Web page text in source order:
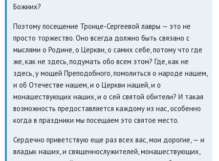
Божиих?
Поэтому посещение Троице-Сергеевой лавры — это не
просто торжество. Оно всегда должно быть связано с
мыслями о Родине, о Церкви, о самих себе, потому что где
же, как не здесь, подумать обо всем этом? Где, как не
здесь, у мощей Преподобного, помолиться о народе нашем,
и об Отечестве нашем, и о Церкви нашей, и о
монашествующих наших, и о сей святой обители? И такая
возможность предоставляется каждому из нас, особенно
когда в праздники мы посещаем это святое место.
Сердечно приветствую еще раз всех вас, мои дорогие, — и
владык наших, и священнослужителей, монашествующих,